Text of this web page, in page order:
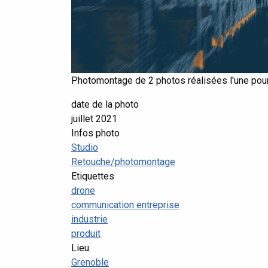
Photomontage de 2 photos réalisées l'une
date de la photo
juillet 2021
Infos photo
Studio
Retouche/photomontage
Etiquettes
drone
communication entreprise
industrie
produit
Lieu
Grenoble